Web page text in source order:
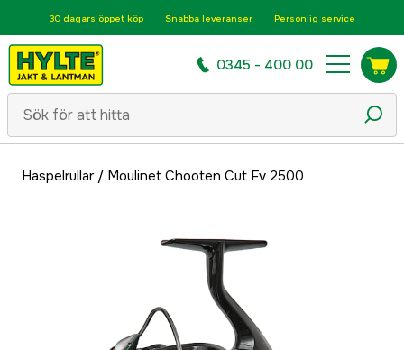
30 dagars öppet köp Snabba leveranser Personlig service
0345 - 400 00
Haspelrullar/ Moulinet Chooten Cut Fv 2500